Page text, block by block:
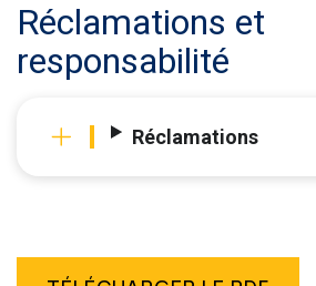
Réclamations et
responsabilité
Réclamations